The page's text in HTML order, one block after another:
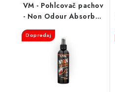
VM - Pohlcovač pachov
- Non Odour Absorber
3501
Dopredaj